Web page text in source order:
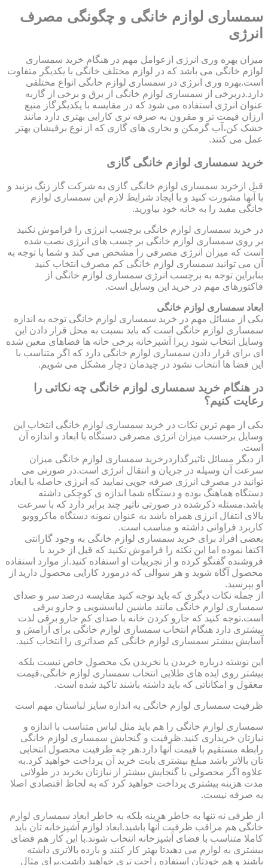
سمساری لوازم خانگی و چگونگی مصرف
انرژی
میزان بهره وری انرژی ازعوامل مهم در هنگام خرید سمساری
لوازم خانگی می باشد که در لوازم مختلف خانگی با یکدیگر متفاوت
است.بهره وری انرژی در سمساری لوازم خانگی انواع مختلفی
دارد.دربرخی از سمساری لوازم خانگی از برق و برخی از گازبه
عنوان انرژی استفاده می شود که در مقایسه با یکدیگرگاز منبع
ارزان قیمت تر و مقرون به صرفه تری کارایی بهتری دارد مانند
خشک کن،آب گرمکن و بخاری های گازی که از نوع برقیشان بهتر
عمل می کنند.
خرید سمساری لوازم خانگی گازی
قبل ازخرید سمساری لوازم خانگی گازی به شرکت گاز زنگ بزنید و
با آنها مشورت کنید و با ایجاد شرایط لازم این سمساری لوازم
خانگی مفید را به خانه خود بیاورید.
در خرید سمساری لوازم خانگی برچسب انرژی را فراموش نکنید
بر روی سمساری لوازم خانگی بر چسب های انرژی نصب شده
است که میزان انرژی مصرفی را مشخص می کند و شما با توجه به
آن می توانید سمساری لوازم خانگی کم مصرف انتخاب کنید
بنابراین توجه به برچسب انرژی سمساری لوازم خانگی از
فاکتورهای مهم در خرید این وسایل است.
ابعاد سمساری لوازم خانگی
یکی از مسائل مهم در خرید سمساری لوازم خانگی توجه به اندازه
سمساری لوازم خانگی است که باید نسبت به محل قرار دادن این
وسایل انتخاب شود زیرا آشپزخانه برخی خانه ها فضاهای معین شده
ای برای قرار دادن سمساری لوازم خانگی دارد که اگر متناسب با
این فضا ها انتخاب نشود در چیدمان دچار مشکل می شویم.
در هنگام خرید سمساری لوازم خانگی چه نکاتی را
رعایت کنیم؟
یکی از مهم ترین نکات در خرید سمساری لوازم خانگی انتخاب این
وسایل برحسب میزان انرژی مصرفی دستگاه با ابعاد و اندازه آن
است.
از دیگر مسائل تاثیرگذاردرخرید سمساری لوازم خانگی میزان
سرعت آن وسیله در جریان و انتقال انرژی است.در صورتی می
توانید در مصرف انرژی صرفه جویی نمایید که انرژی حاصله با ابعاد
دستگاه هماهنگ بوده و دستگاه شما اندازه ی کوچکی داشته
باشد.مسئله ذکرشده در صورتی تاثیر چند برابر دارد که با سرعت
بالای انتقال انرژی همراه باشد به عنوان نمونه دستگاه ماکروویو
کاربرد فراوانی داشته و مناسب است.
بعضی افراد برای خرید سمساری لوازم خانگی به وجود گارانتی
اکتفا نموده اما این نکته را فراموش نکنید که قبل از خرید با
فروشنده گفتگو کرده و از تجربیات او استفاده کنید.از موارد استفاده
محصول آگاه شوید و هر سوالی که درمورد کارایی محصول دارید از
او بپرسید.
از جمله نکات دیگری که باید توجه کنید مقایسه درصد سر و صدای
سمساری لوازم خانگی مانند ماشین لباسشویی و جارو برقی
است.توجه کنید که جارو کردن خانه با صدای کم جارو برقی لذت
بیشتری دارد هنگام انتخاب سمساری لوازم خانگی برای آرامش و
آسایش بیشتر سمساری لوازم خانگی کم صداتری را انتخاب کنید.
این نوشته درباره خریدن یا نخریدن یک محصول خاص نیست بلکه
بیشتر روی ایده های طلایی انتخاب سمساری لوازم خانگی،قیمت
معقول و امکاناتی که باید داشته باشند تاکید شده است.
ظرفیت سمساری لوازم خانگی به اندازه سایز لباستان مهم است
سمساری لوازم خانگی را هم باید مثل لباس متناسب با اندازه و
نیازتان خریداری کنید.ظرفیت و گنجایش سمساری لوازم خانگی
رابطه مستقیم با قیمت آنها دارد.هر چه ظرفیت محصول انتخابی
تان بالاتر باشد مبلغ بیشتری بابت خرید آن پرداخت خواهید کرد.به
علاوه اگر محصولی با گنجایش بیشتر از نیازتان بخرید در طولانی
مدت هزینه بیشتری پرداخت خواهید کرد که به لحاظ اقتصادی اصلا
به صرفه نیست.
از طرفی نه تنها به خاطر هزینه بلکه به خاطر ابعاد سمساری لوازم
خانگی هم مراقب ظرفیت آنها باشید.ابعاد لوازم آشپزخانه تان باید
کاملا متناسب با فضای آشپزخانه انتخاب شوند.با این کار هم فضای
بیشتری به لوازم می دهیدتا بهتر کار کنند و بازده بالاتری داشته
باشند و هم خودتان استفاده راحت تری خواهید داشت.برای مثال